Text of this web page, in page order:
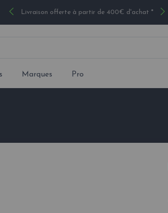
Livraison offerte à partir de 400€ d'achat *
Marques Pro